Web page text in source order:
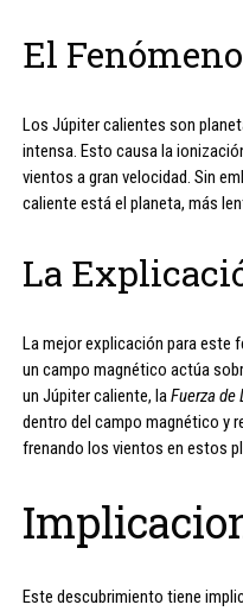
El
Los Júpiter calientes son
intensa. Esto causa la
vientos a gran velocidad. Sin
caliente está el planeta, más
La
La mejor explicación para este
un campo magnético actúa
un Júpiter caliente, laFuerza de
dentro del campo magnético y
frenando los vientos en estos
Este descubrimiento tiene